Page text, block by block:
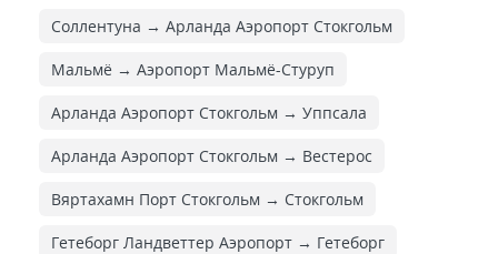
Соллентуна → Арланда Аэропорт Стокгольм
Мальмё → Аэропорт Мальмё-Стуруп
Арланда Аэропорт Стокгольм → Уппсала
Арланда Аэропорт Стокгольм → Вестерос
Вяртахамн Порт Стокгольм → Стокгольм
Гетеборг Ландветтер Аэропорт → Гетеборг